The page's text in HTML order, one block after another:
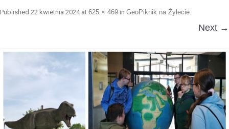
Published 22 kwietnia 2024at 625 × 469 in GeoPiknik na Żylecie.
Next →